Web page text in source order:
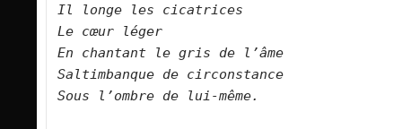
Il longe les cicatrices
Le cœur léger
En chantant le gris de l’âme
Saltimbanque de circonstance
Sous l’ombre de lui-même.